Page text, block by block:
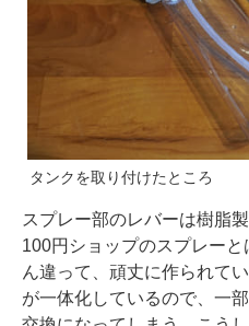
タンクを取り付けたところ
スプレー部のレバーは樹脂
100円ショップのスプレー
ん違って、頑丈に作られて
が一体化しているので、一